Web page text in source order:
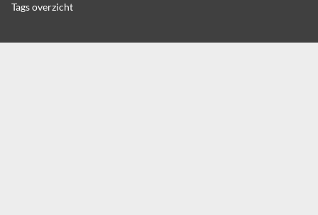
Tags overzicht